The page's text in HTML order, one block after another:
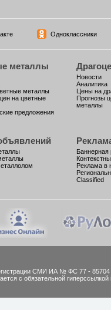
Одноклассники
металлы
металлы
на цветные
предложения
Новости
Аналитика
Цены на
Прогнозы
металлы
Баннерная
Реклама в
Classified
СМИ ИА № ФС 77 - 85704
с обязательной гиперссылкой